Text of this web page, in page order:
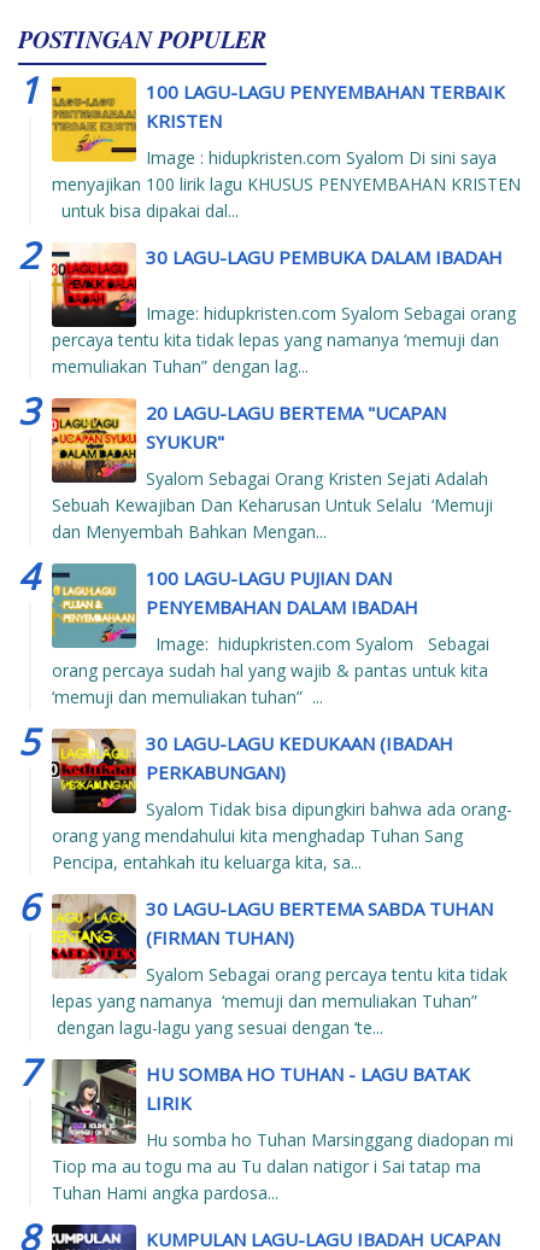
POSTINGAN POPULER
100 LAGU-LAGU PENYEMBAHAN TERBAIK
KRISTEN
Image : hidupkristen.com Syalom Di sini saya
menyajikan 100 lirik lagu KHUSUS PENYEMBAHAN KRISTEN
untuk bisa dipakai dal...
30 LAGU-LAGU PEMBUKA DALAM IBADAH
Image: hidupkristen.com Syalom Sebagai orang
percaya tentu kita tidak lepas yang namanya ‘memuji dan
memuliakan Tuhan” dengan lag...
20 LAGU-LAGU BERTEMA "UCAPAN
SYUKUR"
Syalom Sebagai Orang Kristen Sejati Adalah
Sebuah Kewajiban Dan Keharusan Untuk Selalu ‘Memuji
dan Menyembah Bahkan Mengan...
100 LAGU-LAGU PUJIAN DAN
PENYEMBAHAN DALAM IBADAH
Image: hidupkristen.com Syalom Sebagai
orang percaya sudah hal yang wajib & pantas untuk kita
‘memuji dan memuliakan tuhan” ...
30 LAGU-LAGU KEDUKAAN (IBADAH
PERKABUNGAN)
Syalom Tidak bisa dipungkiri bahwa ada orang-
orang yang mendahului kita menghadap Tuhan Sang
Pencipa, entahkah itu keluarga kita, sa...
30 LAGU-LAGU BERTEMA SABDA TUHAN
(FIRMAN TUHAN)
Syalom Sebagai orang percaya tentu kita tidak
lepas yang namanya ‘memuji dan memuliakan Tuhan”
dengan lagu-lagu yang sesuai dengan ‘te...
HU SOMBA HO TUHAN - LAGU BATAK
LIRIK
Hu somba ho Tuhan Marsinggang diadopan mi
Tiop ma au togu ma au Tu dalan natigor i Sai tatap ma
Tuhan Hami angka pardosa...
KUMPULAN LAGU-LAGU IBADAH UCAPAN